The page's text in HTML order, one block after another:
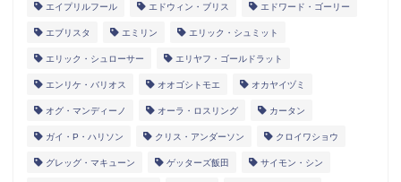
エイプリルフール エドウィン・ブリス エドワード・ゴーリー
エブリスタ エミリン エリック・シュミット
エリック・シュローサー エリヤフ・ゴールドラット
エンリケ・バリオス オオゴシトモエ オカヤイヅミ
オグ・マンディーノ オーラ・ロスリング カータン
ガイ・P・ハリソン クリス・アンダーソン クロイワショウ
グレッグ・マキューン ゲッターズ飯田 サイモン・シン